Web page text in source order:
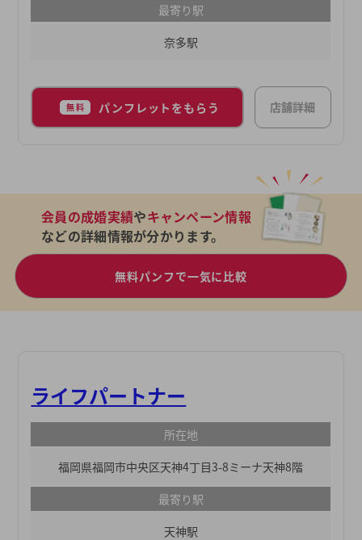
最寄り駅
奈多駅
無料 パンフレットをもらう 店舗詳細
会員の成婚実績やキャンペーン情報
などの詳細情報が分かります。
無料パンフで一気に比較
ライフパートナー
所在地
福岡県福岡市中央区天神4丁目3-8ミーナ天神8階
最寄り駅
天神駅